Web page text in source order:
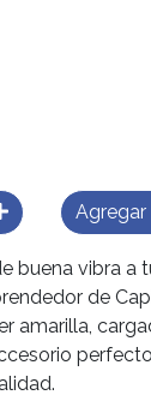
Agregar
buena vibra a
de
amarilla,